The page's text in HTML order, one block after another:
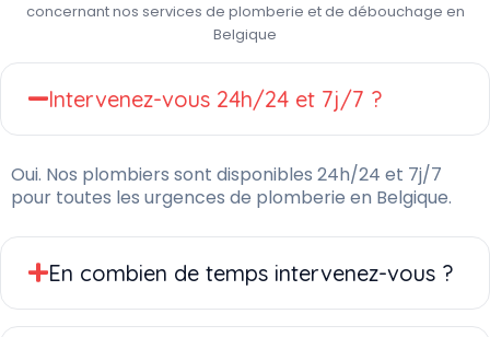
concernant nos services de plomberie et de débouchage en
Belgique
Intervenez-vous 24h/24 et 7j/7 ?
Oui. Nos plombiers sont disponibles 24h/24 et 7j/7
pour toutes les urgences de plomberie en Belgique.
En combien de temps intervenez-vous ?